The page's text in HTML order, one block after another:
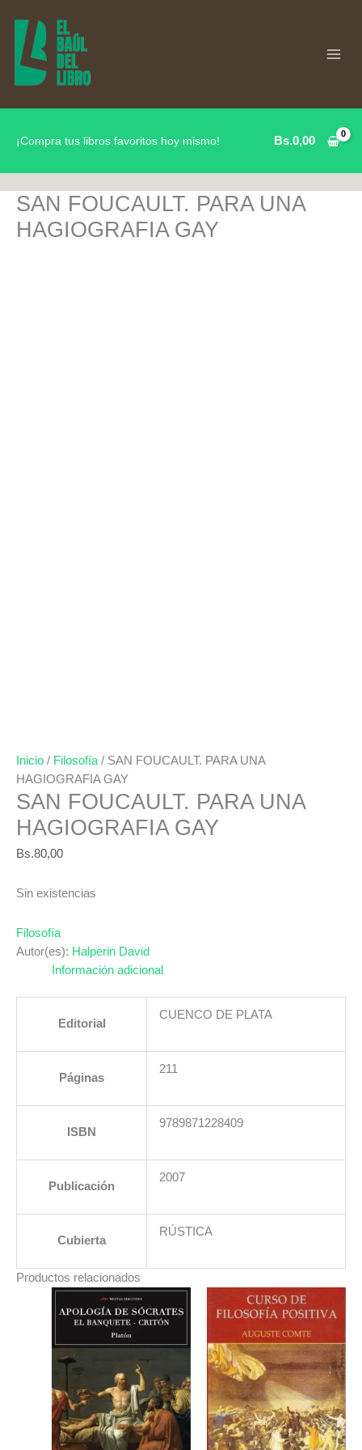
contenido
¡Compra tus libros favoritos hoy mismo! Bs.0,00
SAN FOUCAULT. PARA UNA
HAGIOGRAFIA GAY
Inicio / Filosofía / SAN FOUCAULT. PARA UNA
HAGIOGRAFIA GAY
SAN FOUCAULT. PARA UNA
HAGIOGRAFIA GAY
Bs.80,00
Sin existencias
Filosofía
Autor(es): Halperin David
Información adicional
Editorial
CUENCO DE PLATA
Páginas
211
ISBN
9789871228409
Publicación
2007
Cubierta
RÚSTICA
Productos relacionados